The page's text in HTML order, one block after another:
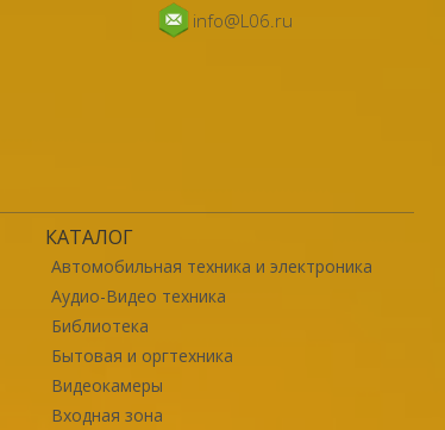
info@L06.ru
КАТАЛОГ
Автомобильная техника и электроника
Аудио-Видео техника
Библиотека
Бытовая и оргтехника
Видеокамеры
Входная зона